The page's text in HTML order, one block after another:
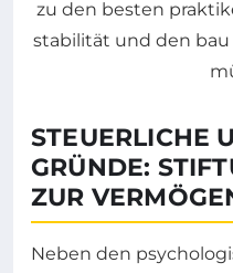
STEUERLICHE
GRÜNDE:
ZUR
Neben den